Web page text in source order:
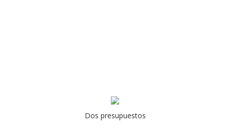
Dos presupuestos